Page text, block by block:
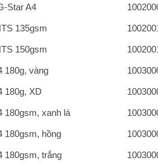
Star A4
135gsm
150gsm
180g, vàng
180g, XD
180gsm, xanh lá
180gsm, hồng
180gsm, trắng